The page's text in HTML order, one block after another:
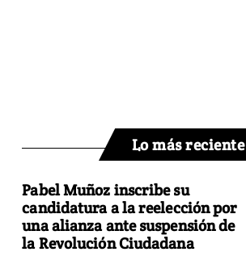
Lo más reciente
Pabel Muñoz inscribe su
candidatura a la reelección por
una alianza ante suspensión de
la Revolución Ciudadana